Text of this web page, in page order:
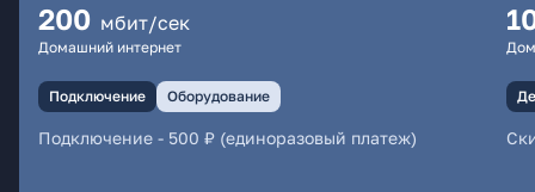
200 мбит/сек
Домашний интернет
Подключение Оборудование
Подключение - 500 ₽ (единоразовый платеж)